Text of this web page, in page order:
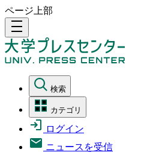
ページ上部
density_medium
検索
カテゴリ
ログイン
ニュースを受信